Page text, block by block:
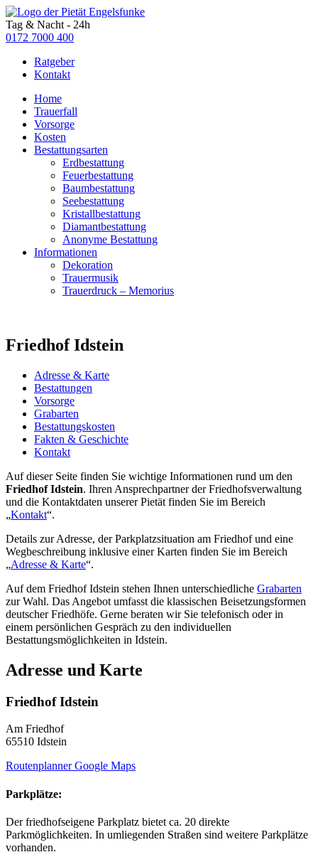
Tag & Nacht - 24h
0172 7000 400
Ratgeber
Kontakt
Home
Trauerfall
Vorsorge
Kosten
Bestattungsarten
Erdbestattung
Feuerbestattung
Baumbestattung
Seebestattung
Kristallbestattung
Diamantbestattung
Anonyme Bestattung
Informationen
Dekoration
Trauermusik
Trauerdruck – Memorius
Friedhof Idstein
Adresse & Karte
Bestattungen
Vorsorge
Grabarten
Bestattungskosten
Fakten & Geschichte
Kontakt
Auf dieser Seite finden Sie wichtige Informationen rund um den
Friedhof Idstein. Ihren Ansprechpartner der Friedhofsverwaltung
und die Kontaktdaten unserer Pietät finden Sie im Bereich
„Kontakt“.
Details zur Adresse, der Parkplatzsituation am Friedhof und eine
Wegbeschreibung inklusive einer Karten finden Sie im Bereich
„Adresse & Karte“.
Auf dem Friedhof Idstein stehen Ihnen unterschiedliche Grabarten
zur Wahl. Das Angebot umfasst die klassischen Beisetzungsformen
deutscher Friedhöfe. Gerne beraten wir Sie telefonisch oder in
einem persönlichen Gespräch zu den individuellen
Bestattungsmöglichkeiten in Idstein.
Adresse und Karte
Friedhof Idstein
Am Friedhof
65510 Idstein
Routenplanner Google Maps
Parkplätze:
Der friedhofseigene Parkplatz bietet ca. 20 direkte
Parkmöglichkeiten. In umliegenden Straßen sind weitere Parkplätze
vorhanden.